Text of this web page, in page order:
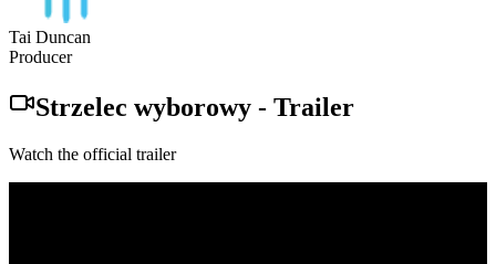
Tai Duncan
Producer
Strzelec wyborowy - Trailer
Watch the official trailer